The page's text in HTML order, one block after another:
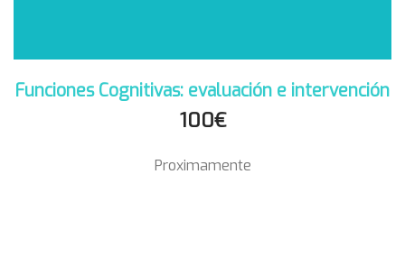
Funciones Cognitivas: evaluación e intervención
100€
Proximamente